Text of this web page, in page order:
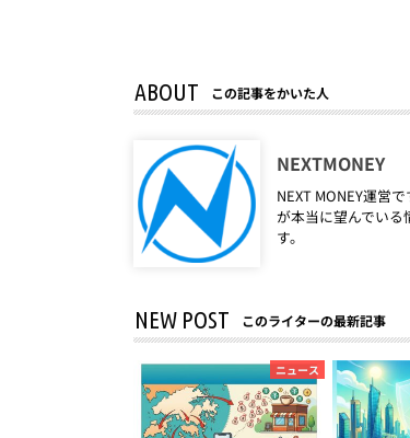
ABOUT この記事をかいた人
NEXTMONEY
NEXT MONEY運営
が本当に望んでいる
す。
NEW POST このライターの最新記事
ニュース